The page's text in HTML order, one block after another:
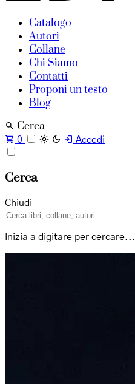
Catalogo
Autori
Collane
Chi Siamo
Contatti
Proponi un testo
Blog
Cerca
0 Accedi
Cerca
Chiudi
Inizia a digitare per cercare...